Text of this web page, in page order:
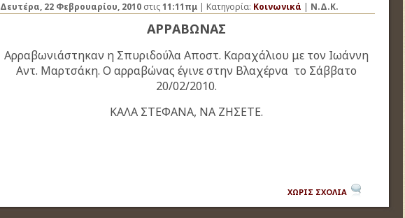
Δευτέρα, 22 Φεβρουαρίου, 2010 στις11:11πμ | Κατηγορία: Κοινωνικά | Ν.Δ.Κ.
ΑΡΡΑΒΩΝΑΣ
Αρραβωνιάστηκαν η Σπυριδούλα Αποστ. Καραχάλιου με τον Ιωάννη
Αντ. Μαρτσάκη. Ο αρραβώνας έγινε στην Βλαχέρνα το Σάββατο
20/02/2010.
ΚΑΛΑ ΣΤΕΦΑΝΑ, ΝΑ ΖΗΣΕΤΕ.
ΧΩΡΙΣ ΣΧΟΛΙΑ